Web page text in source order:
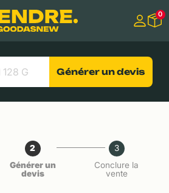
0
Générer un devis
2
Générer un
devis
3
Conclure la
vente